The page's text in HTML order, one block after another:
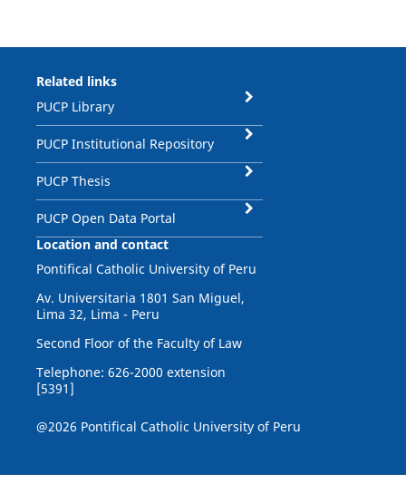
Related links
PUCP Library
PUCP Institutional Repository
PUCP Thesis
PUCP Open Data Portal
Location and contact
Pontifical Catholic University of Peru
Av. Universitaria 1801 San Miguel,
Lima 32, Lima - Peru
Second Floor of the Faculty of Law
Telephone: 626-2000 extension
[5391]
@2026 Pontifical Catholic University of Peru